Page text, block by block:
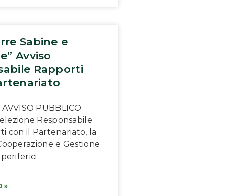
Sabine e
Avviso
Rapporti
PUBBLICO
Responsabile
con il Partenariato, la
e Gestione
»